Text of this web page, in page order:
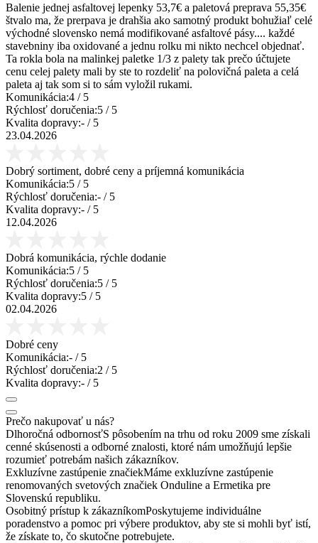
Balenie jednej asfaltovej lepenky 53,7€ a paletová preprava 55,35€
štvalo ma, že prerpava je drahšia ako samotný produkt bohužiaľ celé
východné slovensko nemá modifikované asfaltové pásy.... každé
stavebniny iba oxidované a jednu rolku mi nikto nechcel objednať.
Ta rokla bola na malinkej paletke 1/3 z palety tak prečo účtujete
cenu celej palety mali by ste to rozdeliť na polovičná paleta a celá
paleta aj tak som si to sám vyložil rukami.
Komunikácia:4 / 5
Rýchlosť doručenia:5 / 5
Kvalita dopravy:- / 5
23.04.2026
Dobrý sortiment, dobré ceny a príjemná komunikácia
Komunikácia:5 / 5
Rýchlosť doručenia:- / 5
Kvalita dopravy:- / 5
12.04.2026
Dobrá komunikácia, rýchle dodanie
Komunikácia:5 / 5
Rýchlosť doručenia:5 / 5
Kvalita dopravy:5 / 5
02.04.2026
Dobré ceny
Komunikácia:- / 5
Rýchlosť doručenia:2 / 5
Kvalita dopravy:- / 5
Prečo nakupovať u nás?
Dlhoročná odbornosťS pôsobením na trhu od roku 2009 sme získali
cenné skúsenosti a odborné znalosti, ktoré nám umožňujú lepšie
rozumieť potrebám našich zákazníkov.
Exkluzívne zastúpenie značiekMáme exkluzívne zastúpenie
renomovaných svetových značiek Onduline a Ermetika pre
Slovenskú republiku.
Osobitný prístup k zákazníkomPoskytujeme individuálne
poradenstvo a pomoc pri výbere produktov, aby ste si mohli byť istí,
že získate to, čo skutočne potrebujete.